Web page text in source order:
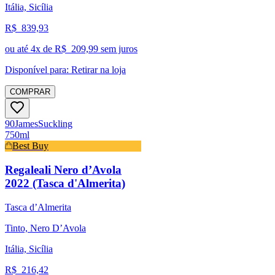
Itália, Sicília
R$ 839,93
ou até 4x de R$ 209,99 sem juros
Disponível para: Retirar na loja
COMPRAR
90JamesSuckling
750ml
Best Buy
Regaleali Nero d’Avola
2022 (Tasca d'Almerita)
Tasca d’Almerita
Tinto, Nero D’Avola
Itália, Sicília
R$ 216,42